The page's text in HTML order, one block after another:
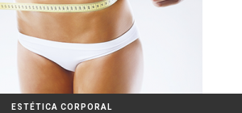
ESTÉTICA CORPORAL